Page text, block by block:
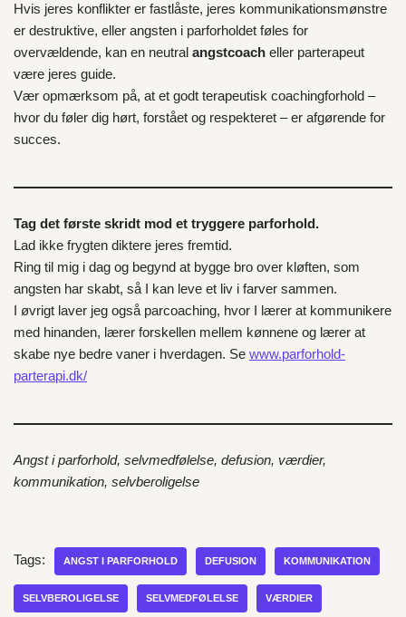
Hvis jeres konflikter er fastlåste, jeres kommunikationsmønstre
er destruktive, eller angsten i parforholdet føles for
overvældende, kan en neutral angstcoach eller parterapeut
være jeres guide.
Vær opmærksom på, at et godt terapeutisk coachingforhold –
hvor du føler dig hørt, forstået og respekteret – er afgørende for
succes.
Tag det første skridt mod et tryggere parforhold.
Lad ikke frygten diktere jeres fremtid.
Ring til mig i dag og begynd at bygge bro over kløften, som
angsten har skabt, så I kan leve et liv i farver sammen.
I øvrigt laver jeg også parcoaching, hvor I lærer at kommunikere
med hinanden, lærer forskellen mellem kønnene og lærer at
skabe nye bedre vaner i hverdagen. Se www.parforhold-
parterapi.dk/
Angst i parforhold, selvmedfølelse, defusion, værdier,
kommunikation, selvberoligelse
Tags: ANGST I PARFORHOLD DEFUSION KOMMUNIKATION
SELVBEROLIGELSE SELVMEDFØLELSE VÆRDIER